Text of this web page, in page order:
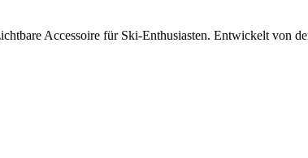
Accessoire für Ski-Enthusiasten. Entwickelt von